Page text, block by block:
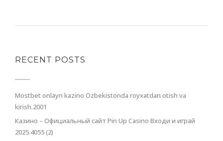
RECENT POSTS
Mostbet onlayn kazino Ozbekistonda royxatdan otish va
kirish.2001
Казино – Официальный сайт Pin Up Casino Входи и играй
2025.4055 (2)